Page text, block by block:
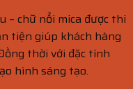
– chữ nổi mica được thi
tiện giúp khách hàng
thời với đặc tính
hình sáng tạo.